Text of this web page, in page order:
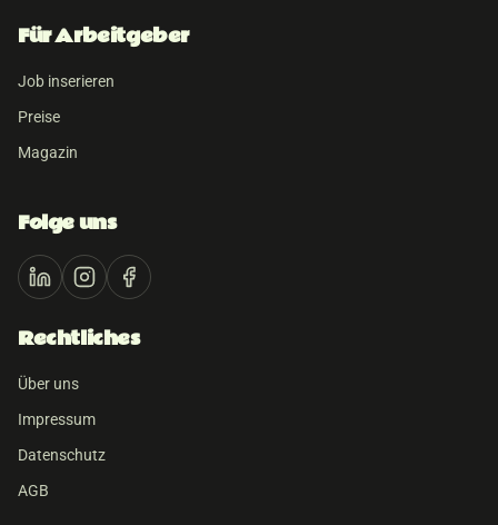
Für Arbeitgeber
Job inserieren
Preise
Magazin
Folge uns
Rechtliches
Über uns
Impressum
Datenschutz
AGB